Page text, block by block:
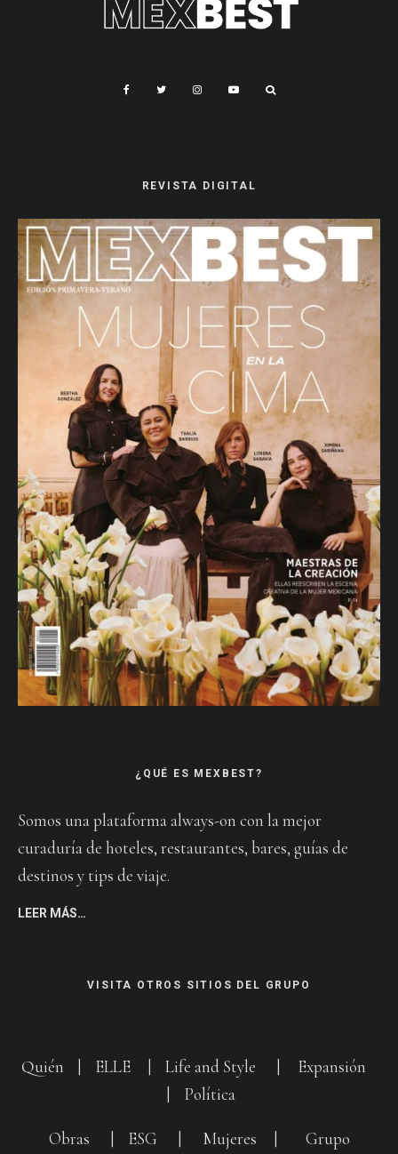
REVISTA DIGITAL
¿QUÉ ES MEXBEST?
Somos una plataforma always-on con la mejor
curaduría de hoteles, restaurantes, bares, guías de
destinos y tips de viaje.
LEER MÁS…
VISITA OTROS SITIOS DEL GRUPO
Quién ELLE Life and Style
Expansión
Política
Obras ESG Mujeres Grupo